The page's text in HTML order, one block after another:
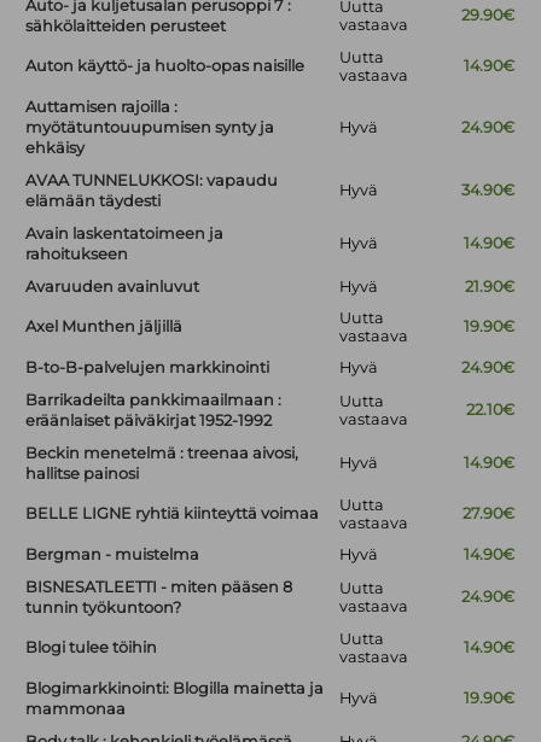
Auto- ja kuljetusalan perusoppi 7 :
sähkölaitteiden perusteet
Uutta
vastaava
29.90€
Auton käyttö- ja huolto-opas naisille
Uutta
vastaava
14.90€
Auttamisen rajoilla :
myötätuntouupumisen synty ja
ehkäisy
Hyvä 24.90€
AVAA TUNNELUKKOSI: vapaudu
elämään täydesti
Hyvä 34.90€
Avain laskentatoimeen ja
rahoitukseen
Hyvä 14.90€
Avaruuden avainluvut Hyvä 21.90€
Axel Munthen jäljillä
Uutta
vastaava
19.90€
B-to-B-palvelujen markkinointi Hyvä
24.90€
Barrikadeilta pankkimaailmaan :
eräänlaiset päiväkirjat 1952-1992
Uutta
vastaava
22.10€
Beckin menetelmä : treenaa aivosi,
hallitse painosi
Hyvä 14.90€
BELLE LIGNE ryhtiä kiinteyttä voimaa
Uutta
vastaava
27.90€
Bergman - muistelma Hyvä
14.90€
BISNESATLEETTI - miten pääsen 8
tunnin työkuntoon?
Uutta
vastaava
24.90€
Blogi tulee töihin
Uutta
vastaava
14.90€
Blogimarkkinointi: Blogilla mainetta ja
mammonaa
Hyvä 19.90€